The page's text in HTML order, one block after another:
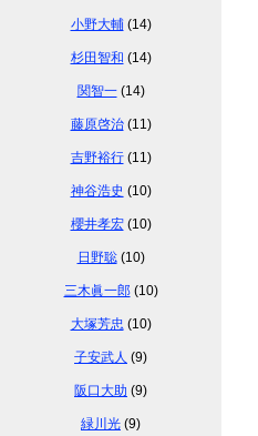
小野大輔(14)
杉田智和 (14)
関智一(14)
藤原啓治(11)
吉野裕行(11)
神谷浩史 (10)
櫻井孝宏(10)
日野聡(10)
三木眞一郎(10)
大塚芳忠 (10)
子安武人 (9)
阪口大助 (9)
緑川光 (9)